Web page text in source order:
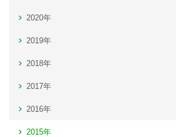
2020年
2019年
2018年
2017年
2016年
2015年